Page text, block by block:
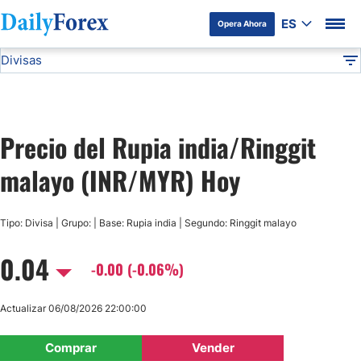
Opera Ahora ES
Divulgación del Anunciante
Divisas
USD/JPY
GBP/USD
AUD/USD
Precio del Rupia india/Ringgit
malayo (INR/MYR) Hoy
Tipo: Divisa | Grupo: | Base: Rupia india | Segundo: Ringgit malayo
0.04 -0.00 (-0.06%)
Comprar Vender
Actualizar 06/08/2026 22:00:00